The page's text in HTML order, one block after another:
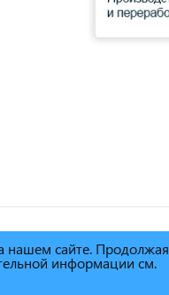
нашем сайте. Продолжая
информации см.